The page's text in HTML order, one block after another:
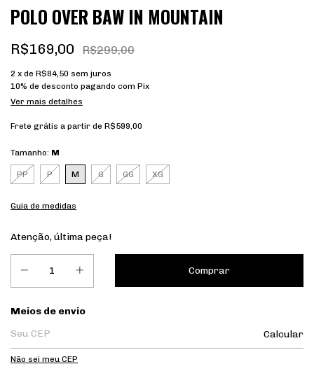
POLO OVER BAW IN MOUNTAIN
R$169,00 R$299,00
2 x de R$84,50 sem juros
10% de desconto pagando com Pix
Ver mais detalhes
Frete grátis a partir de R$599,00
Tamanho: M
PP P M G GG XG
Guia de medidas
Atenção, última peça!
Entregas para o CEP:
Meios de envio
Calcular
Não sei meu CEP